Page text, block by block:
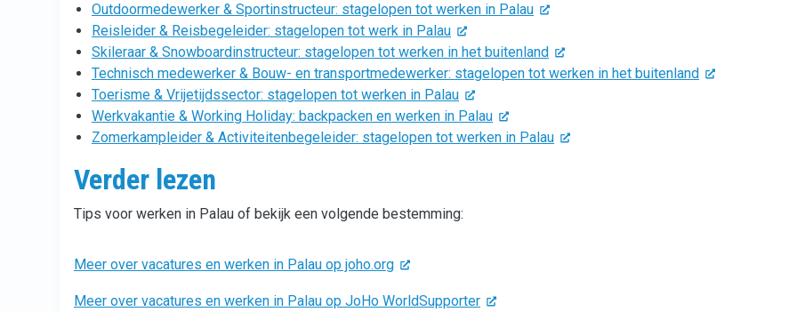
Outdoormedewerker & Sportinstructeur: stagelopen tot werken in Palau
Reisleider & Reisbegeleider: stagelopen tot werk in Palau
Skileraar & Snowboardinstructeur: stagelopen tot werken in het buitenland
Technisch medewerker & Bouw- en transportmedewerker: stagelopen tot werken in het buitenland
Toerisme & Vrijetijdssector: stagelopen tot werken in Palau
Werkvakantie & Working Holiday: backpacken en werken in Palau
Zomerkampleider & Activiteitenbegeleider: stagelopen tot werken in Palau
Verder lezen
Tips voor werken in Palau of bekijk een volgende bestemming:
Meer over vacatures en werken in Palau op joho.org
Meer over vacatures en werken in Palau op JoHo WorldSupporter